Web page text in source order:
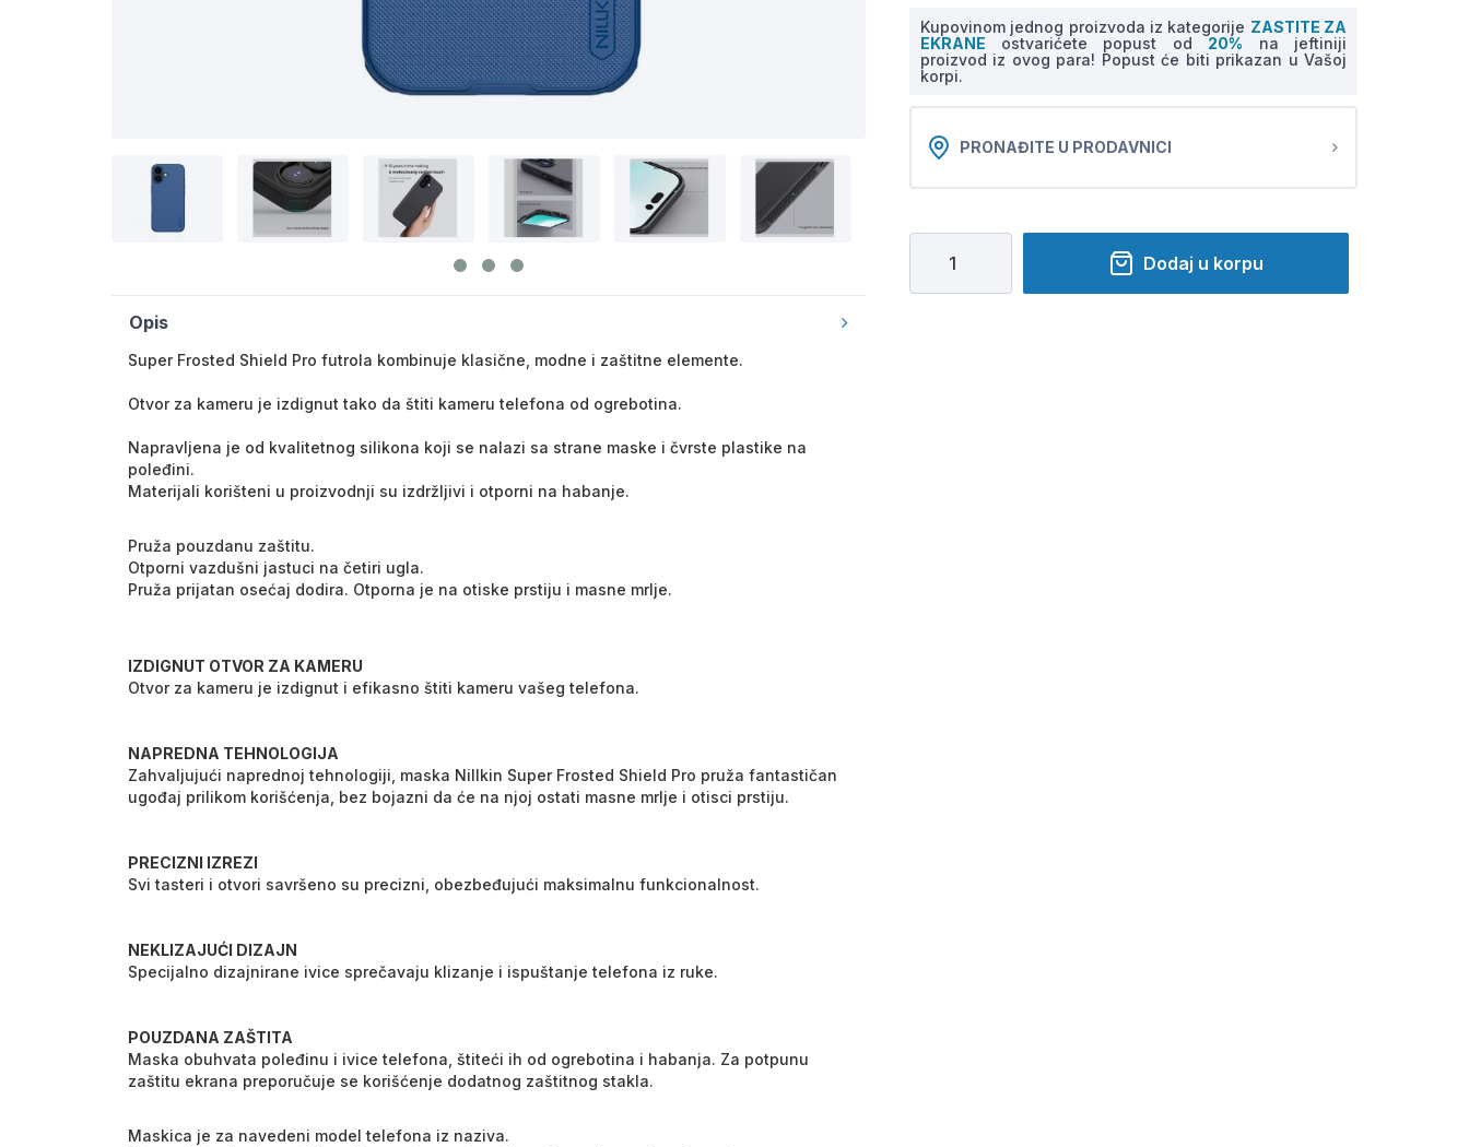
Opis
Super Frosted Shield Pro futrola kombinuje klasične, modne i zaštitne elemente.
Otvor za kameru je izdignut tako da štiti kameru telefona od ogrebotina.
Napravljena je od kvalitetnog silikona koji se nalazi sa strane maske i čvrste plastike na
poleđini.
Materijali korišteni u proizvodnji su izdržljivi i otporni na habanje.
Pruža pouzdanu zaštitu.
Otporni vazdušni jastuci na četiri ugla.
Pruža prijatan osećaj dodira. Otporna je na otiske prstiju i masne mrlje.
IZDIGNUT OTVOR ZA KAMERU
Otvor za kameru je izdignut i efikasno štiti kameru vašeg telefona.
NAPREDNA TEHNOLOGIJA
Zahvaljujući naprednoj tehnologiji, maska Nillkin Super Frosted Shield Pro pruža fantastičan
ugođaj prilikom korišćenja, bez bojazni da će na njoj ostati masne mrlje i otisci prstiju.
PRECIZNI IZREZI
Svi tasteri i otvori savršeno su precizni, obezbeđujući maksimalnu funkcionalnost.
NEKLIZAJUĆI DIZAJN
Specijalno dizajnirane ivice sprečavaju klizanje i ispuštanje telefona iz ruke.
POUZDANA ZAŠTITA
Maska obuhvata poleđinu i ivice telefona, štiteći ih od ogrebotina i habanja. Za potpunu
zaštitu ekrana preporučuje se korišćenje dodatnog zaštitnog stakla.
Maskica je za navedeni model telefona iz naziva.
Kupovinom jednog proizvoda iz kategorije ZASTITE ZA
EKRANE ostvarićete popust od 20% na jeftiniji
proizvod iz ovog para! Popust će biti prikazan u Vašoj
korpi.
PRONAĐITE U PRODAVNICI
Dodaj u korpu